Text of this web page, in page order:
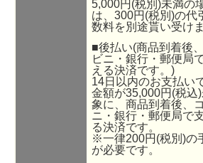
5,000円(税別)未満の
は、300円(税別)の代
数料を別途貰い受けま
■後払い(商品到着後
ビニ・銀行・郵便局
える決済です。)
14日以内のお支払い
金額が35,000円(税込
象に、商品到着後、
ニ・銀行・郵便局で
る決済です。
※一律200円(税別)の
が必要です。